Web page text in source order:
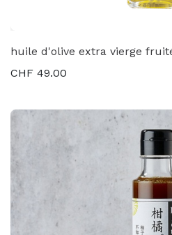
huile d'olive extra vierge
CHF 49.00